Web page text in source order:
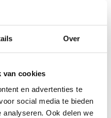
Over
van cookies
en advertenties te
social media te bieden
Ook delen we
de Maxi Micro step avontuur
voor stunts. Veiligheid staat bij